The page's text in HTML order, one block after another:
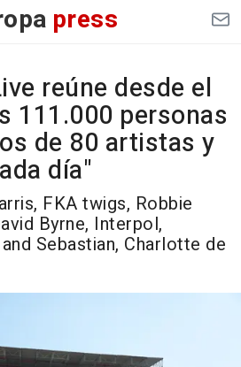
press
reúne desde el
111.000 personas
de 80 artistas y
día"
FKA twigs, Robbie
Byrne, Interpol,
Sebastian, Charlotte de